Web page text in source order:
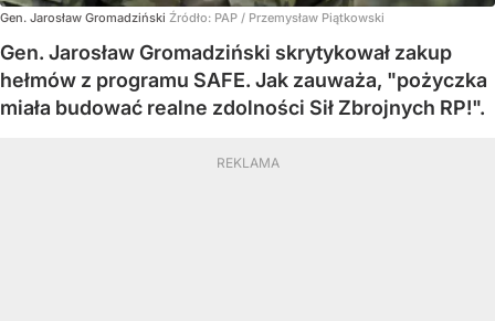
Gen. Jarosław Gromadziński Źródło: PAP / Przemysław Piątkowski
Gen. Jarosław Gromadziński skrytykował zakup
hełmów z programu SAFE. Jak zauważa, "pożyczka
miała budować realne zdolności Sił Zbrojnych RP!".